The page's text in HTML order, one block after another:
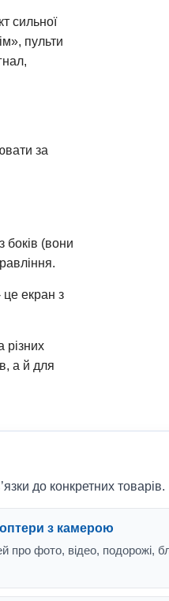
сильної
пульти
за
боків (вони
це екран з
різних
а й для
до конкретних товарів.
з камерою
про фото, відео, подорожі,